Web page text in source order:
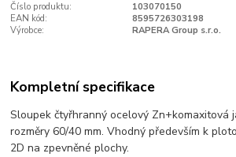
Číslo produktu:
103070150
EAN kód:
8595726303198
Výrobce:
RAPERA Group s.r.o.
Kompletní specifikace
Sloupek čtyřhranný ocelový Zn+komaxitová
rozměry 60/40 mm. Vhodný především k
2D na zpevněné plochy.